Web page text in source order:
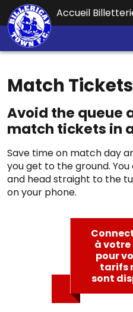
Accueil
Match Tickets
Avoid the queue
match tickets in
Save time on match day
you get to the ground.
and head straight to the
on your phone.
à
pour
tarifs
sont